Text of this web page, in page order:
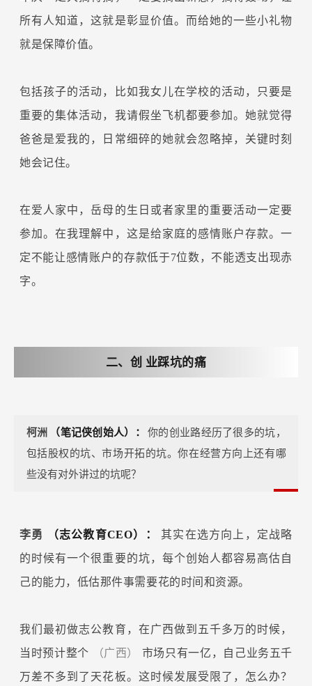
所有人知道，这就是彰显价值。而给她的一些小礼物
就是保障价值。
包括孩子的活动，比如我女儿在学校的活动，只要是
重要的集体活动，我请假坐飞机都要参加。她就觉得
爸爸是爱我的，日常细碎的她就会忽略掉，关键时刻
她会记住。
在爱人家中，岳母的生日或者家里的重要活动一定要
参加。在我理解中，这是给家庭的感情账户存款。一
定不能让感情账户的存款低于7位数，不能透支出现赤
字。
二、创 业踩坑的痛
柯洲 （笔记侠创始人）：你的创业路经历了很多的坑，
包括股权的坑、市场开拓的坑。你在经营方向上还有哪
些没有对外讲过的坑呢？
李勇 （志公教育CEO）：其实在选方向上，定战略
的时候有一个很重要的坑，每个创始人都容易高估自
己的能力，低估那件事需要花的时间和资源。
我们最初做志公教育，在广西做到五千多万的时候，
当时预计整个
（广西） 市场只有一亿，自己业务五千
万差不多到了天花板。这时候发展受限了，怎么办？